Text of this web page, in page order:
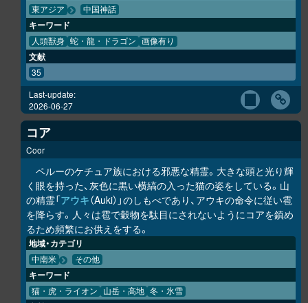
東アジア 中国神話
キーワード
人頭獣身 蛇・龍・ドラゴン 画像有り
文献
35
Last-update:
2026-06-27
コア
Coor
ペルーのケチュア族における邪悪な精霊。大きな頭と光り輝
く眼を持った、灰色に黒い横縞の入った猫の姿をしている。山
の精霊「アウキ（Auki）」のしもべであり、アウキの命令に従い雹
を降らす。人々は雹で穀物を駄目にされないようにコアを鎮め
るため頻繁にお供えをする。
地域・カテゴリ
中南米 その他
キーワード
猫・虎・ライオン 山岳・高地 冬・氷雪